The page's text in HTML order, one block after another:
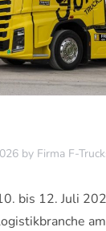
by Firma F-
bis 12. Juli